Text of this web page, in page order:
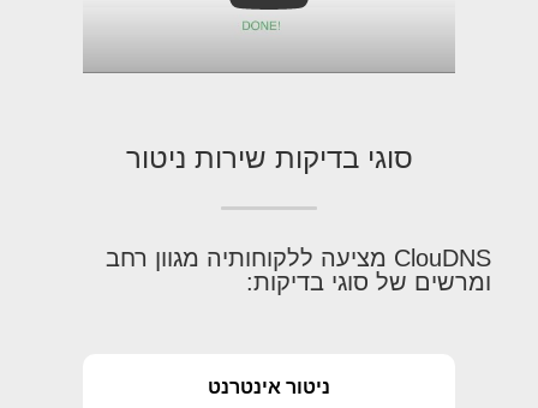
סוגי בדיקות שירות ניטור
ClouDNS מציעה ללקוחותיה מגוון רחב
ומרשים של סוגי בדיקות:
ניטור אינטרנט